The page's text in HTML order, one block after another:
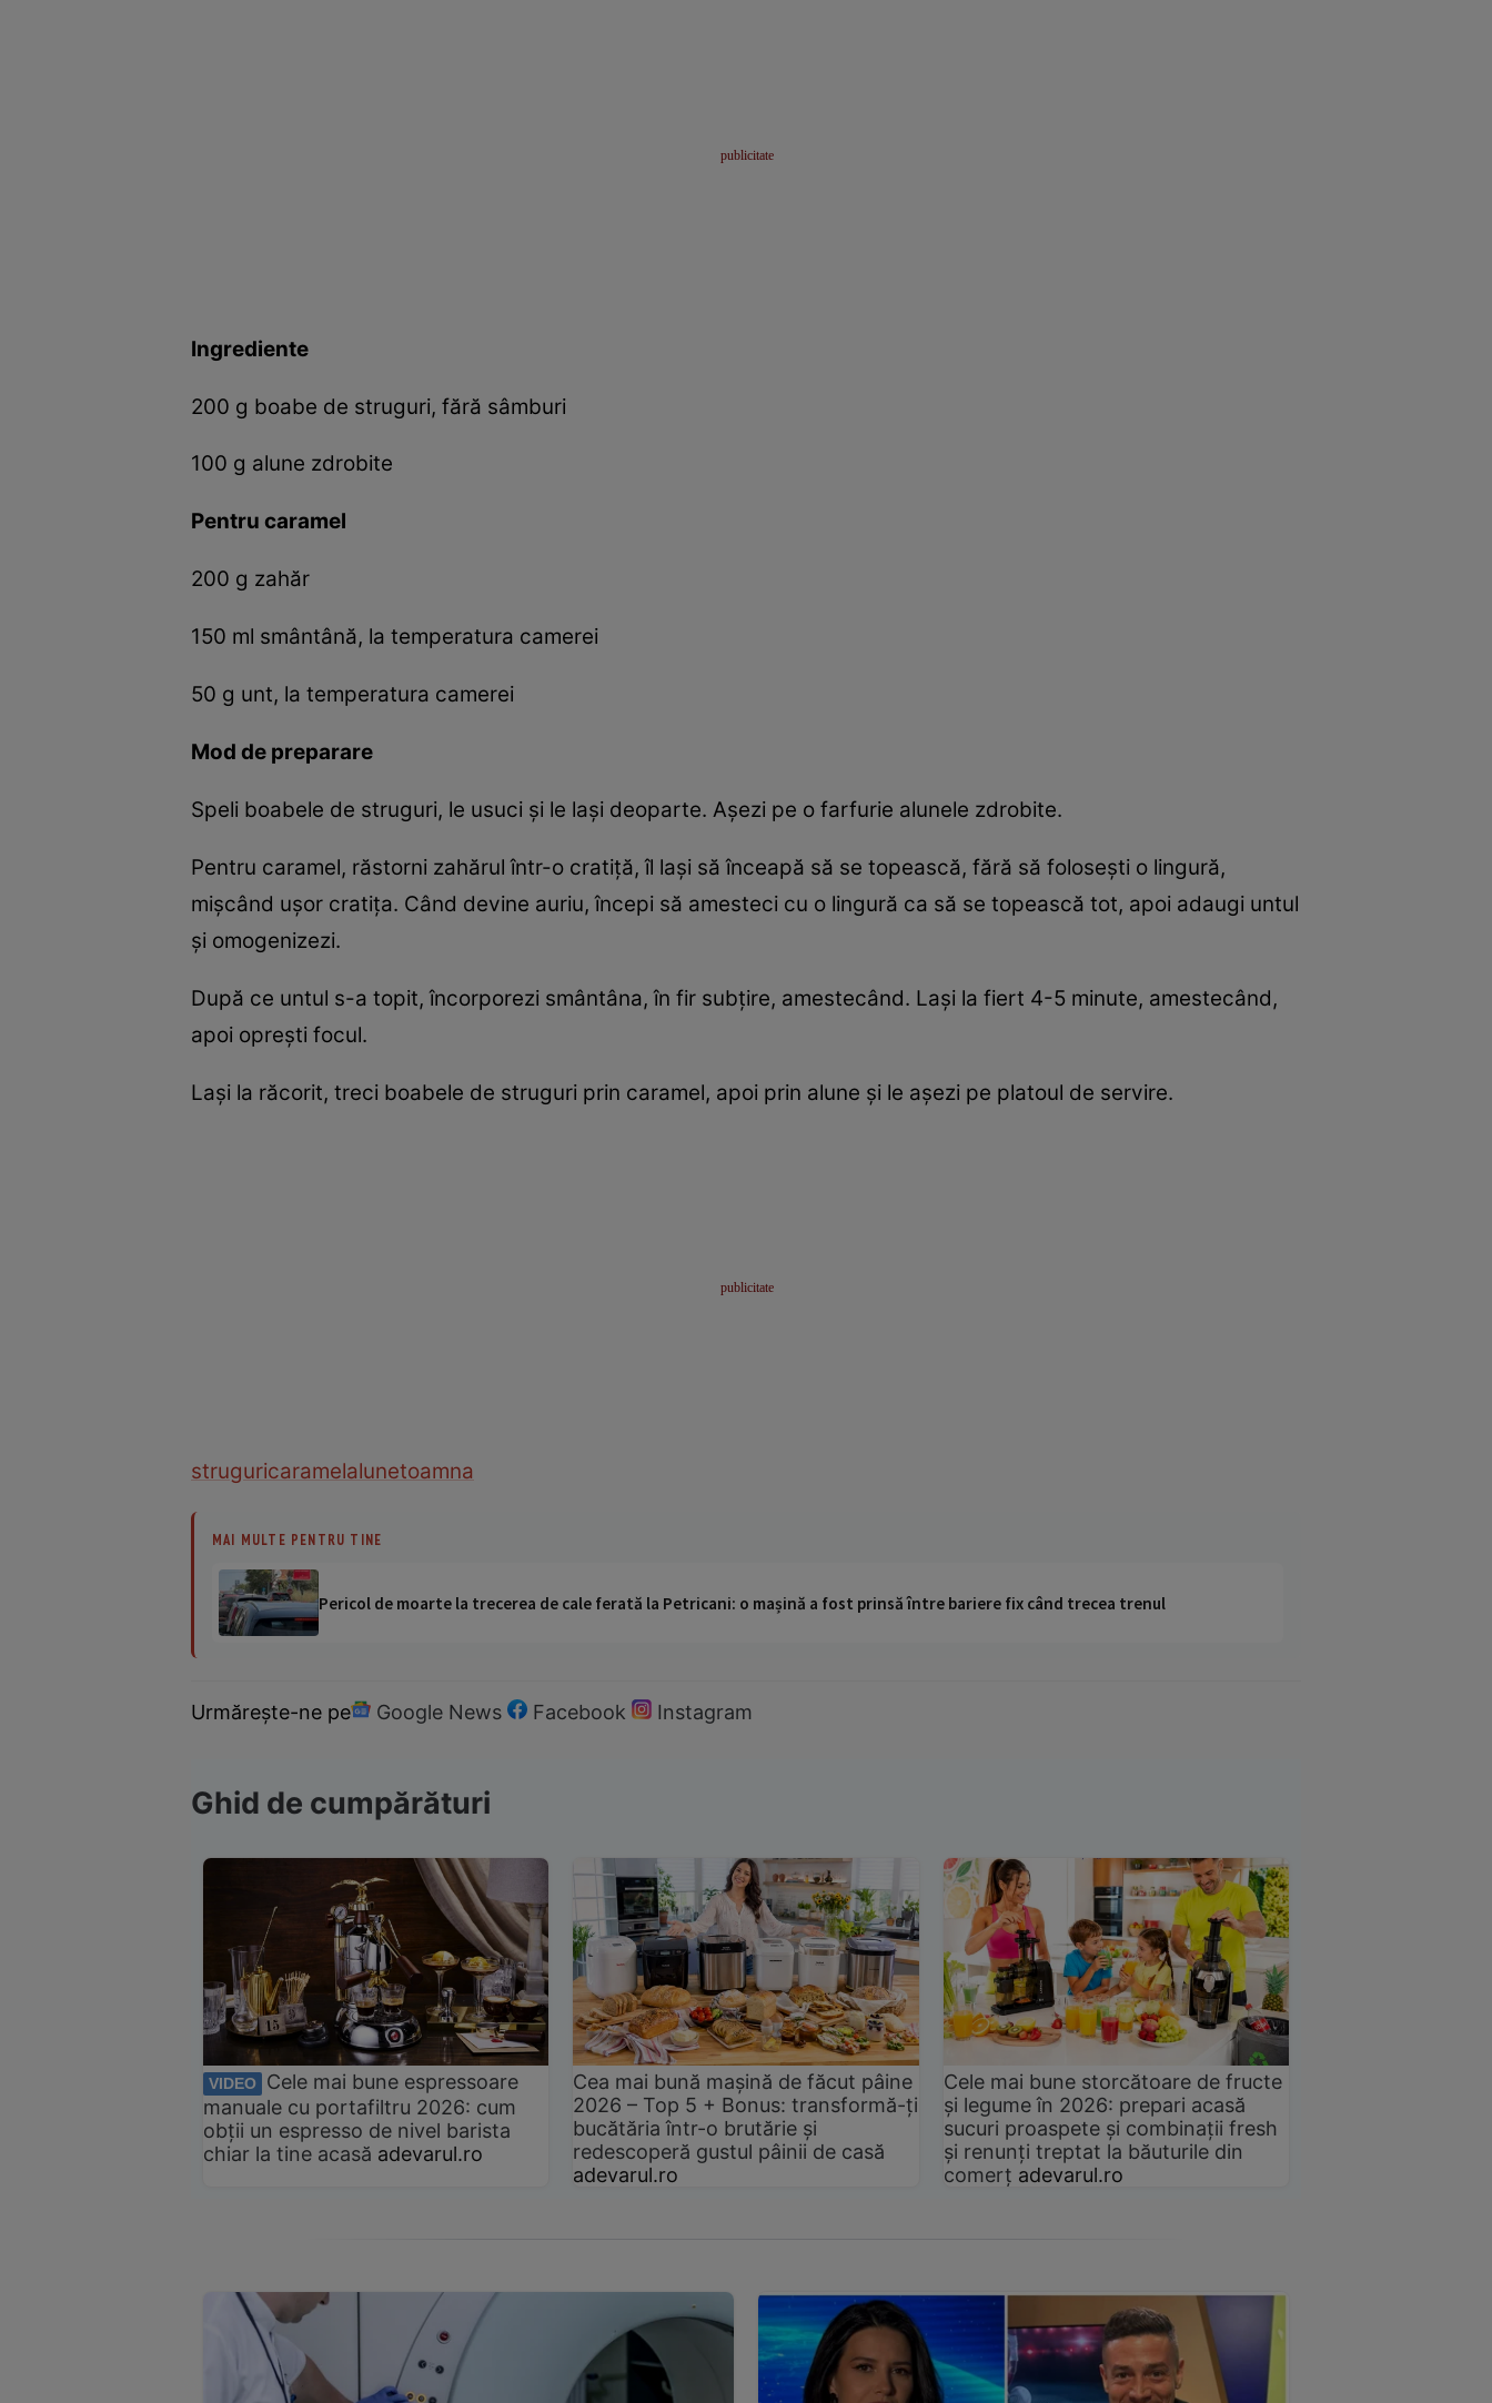
Ingrediente
200 g boabe de struguri, fără sâmburi
100 g alune zdrobite
Pentru caramel
200 g zahăr
150 ml smântână, la temperatura camerei
50 g unt, la temperatura camerei
Mod de preparare
Speli boabele de struguri, le usuci și le lași deoparte. Așezi pe o farfurie alunele zdrobite.
Pentru caramel, răstorni zahărul într-o cratiță, îl lași să înceapă să se topească, fără să folosești o lingură,
mișcând ușor cratița. Când devine auriu, începi să amesteci cu o lingură ca să se topească tot, apoi adaugi untul
și omogenizezi.
După ce untul s-a topit, încorporezi smântâna, în fir subțire, amestecând. Lași la fiert 4-5 minute, amestecând,
apoi oprești focul.
Lași la răcorit, treci boabele de struguri prin caramel, apoi prin alune și le așezi pe platoul de servire.
struguricaramelalunetoamna
MAI MULTE PENTRU TINE
Pericol de moarte la trecerea de cale ferată la Petricani: o mașină a fost prinsă între bariere fix când trecea trenul
Urmărește-ne pe Google News Facebook Instagram
Ghid de cumpărături
VIDEO
Cele mai bune espressoare
manuale cu portafiltru 2026: cum
obții un espresso de nivel barista
chiar la tine acasă adevarul.ro
Cea mai bună mașină de făcut pâine
2026 – Top 5 + Bonus: transformă-ți
bucătăria într-o brutărie și
redescoperă gustul pâinii de casă
adevarul.ro
Cele mai bune storcătoare de fructe
și legume în 2026: prepari acasă
sucuri proaspete și combinații fresh
și renunți treptat la băuturile din
comerț adevarul.ro